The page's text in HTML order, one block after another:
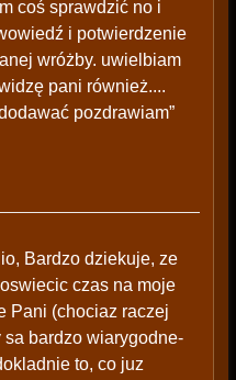
coś sprawdzić no i
i potwierdzenie
wróżby. uwielbiam
pani również....
pozdrawiam”
Bardzo dziekuje, ze
czas na moje
Pani (chociaz raczej
sa bardzo wiarygodne-
to, co juz